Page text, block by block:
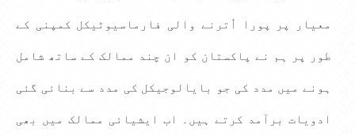
معیار پر پورا اُترنے والی فارماسیوٹیکل کمپنی کے
طور پر ہم نے پاکستان کو ان چند ممالک کے ساتھ شامل
ہونے میں مدد کی جو بایالوجیکل کی مدد سے بنائی گئی
ادویات برآمد کرتے ہیں۔ اب ایشیائی ممالک میں بھی